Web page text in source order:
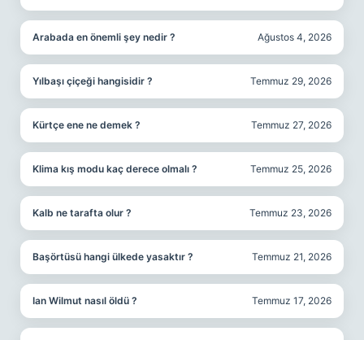
Arabada en önemli şey nedir ? Ağustos 4, 2026
Yılbaşı çiçeği hangisidir ? Temmuz 29, 2026
Kürtçe ene ne demek ? Temmuz 27, 2026
Klima kış modu kaç derece olmalı ? Temmuz 25, 2026
Kalb ne tarafta olur ? Temmuz 23, 2026
Başörtüsü hangi ülkede yasaktır ? Temmuz 21, 2026
Ian Wilmut nasıl öldü ? Temmuz 17, 2026